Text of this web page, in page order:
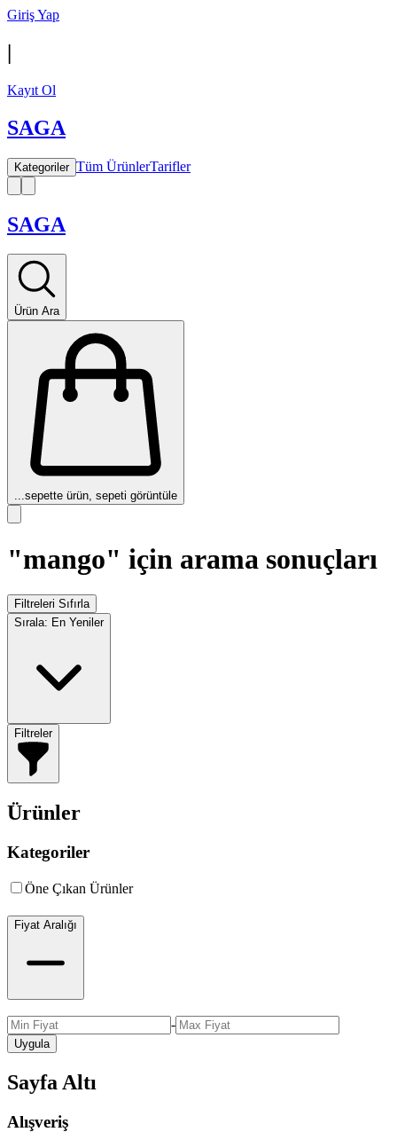
Giriş Yap
|
Kayıt Ol
SAGA
Kategoriler Tüm ÜrünlerTarifler
SAGA
Ürün Ara
...sepette ürün, sepeti görüntüle
"mango" için arama sonuçları
Filtreleri Sıfırla
Sırala: En Yeniler
Filtreler
Ürünler
Kategoriler
Öne Çıkan Ürünler
Fiyat Aralığı
-
Uygula
Sayfa Altı
Alışveriş